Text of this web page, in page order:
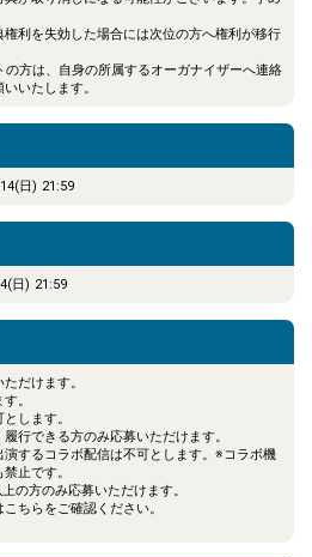
利を失効した場合には次位の方へ権利が移行
の方は、自身の所属するオーガナイザーへ連絡
いたします。
日) 21:59
日) 21:59
だけます。
。
します。
行できる方のみ応募いただけます。
演するコラボ配信は不可とします。※コラボ機
止です。
の方のみ応募いただけます。
ちらをご確認ください。